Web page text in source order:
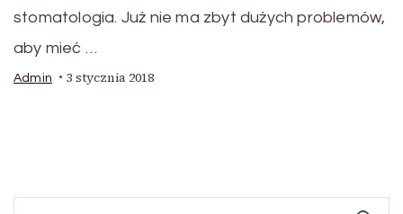
stomatologia. Już nie ma zbyt dużych problemów,
aby mieć …
Admin 3 stycznia 2018